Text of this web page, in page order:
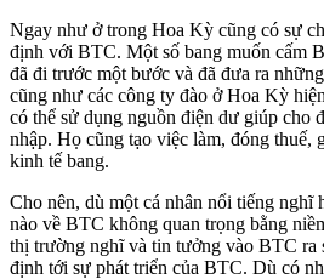
Ngay như ở trong Hoa Kỳ cũng có sự
định với BTC. Một số bang muốn cấm
đã đi trước một bước và đã đưa ra
cũng như các công ty đào ở Hoa Kỳ
có thể sử dụng nguồn điện dư giúp cho
nhập. Họ cũng tạo việc làm, đóng thuế,
kinh tế bang.
Cho nên, dù một cá nhân nổi tiếng nghĩ
nào về BTC không quan trọng bằng
thị trường nghĩ và tin tưởng vào BTC ra
định tới sự phát triển của BTC. Dù có